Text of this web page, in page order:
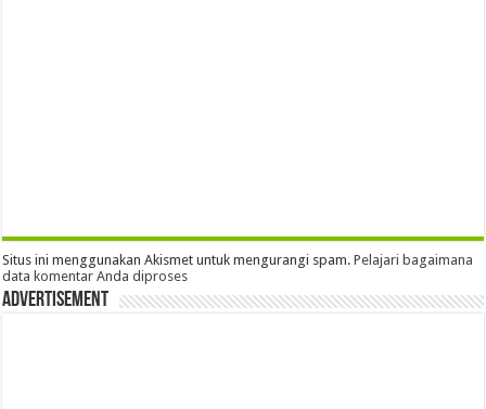
Situs ini menggunakan Akismet untuk mengurangi spam.Pelajari bagaimana
data komentar Anda diproses
Advertisement